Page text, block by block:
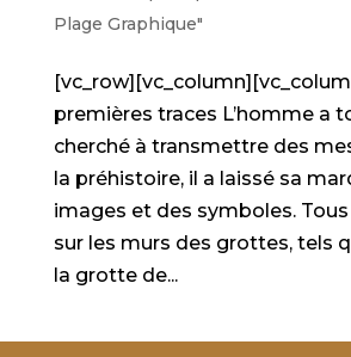
Plage Graphique"
premières traces L’homme a
cherché à transmettre des
la préhistoire, il a laissé sa
images et des symboles.
sur les murs des grottes, tels
la grotte de...